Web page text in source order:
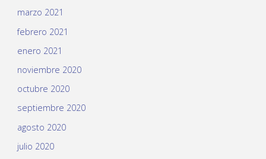
marzo 2021
febrero 2021
enero 2021
noviembre 2020
octubre 2020
septiembre 2020
agosto 2020
julio 2020